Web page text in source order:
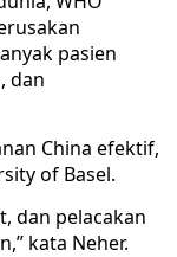
pasien
dan
China efektif,
of Basel.
dan pelacakan
kata Neher.